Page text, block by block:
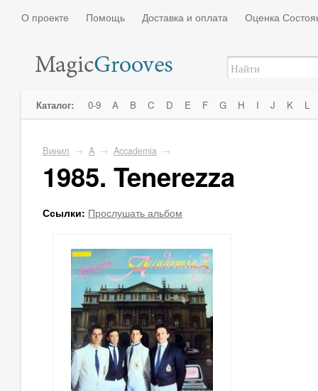
О проекте Помощь Доставка и оплата Оценка
Каталог: 0-9 A B C D E F G H I J K L
Винил → A → Accademia →
1985. Tenerezza
Ссылки: Прослушать альбом